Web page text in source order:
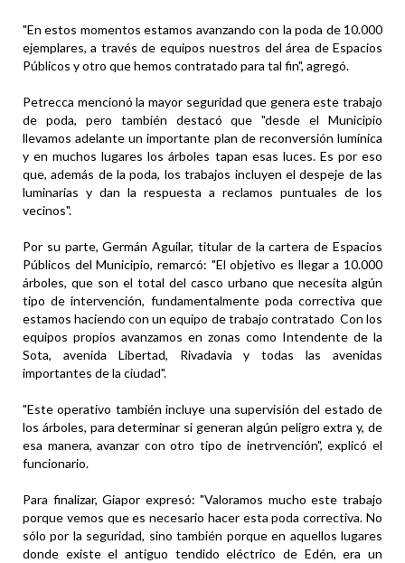
"En estos momentos estamos avanzando con la poda de 10.000
ejemplares, a través de equipos nuestros del área de Espacios
Públicos y otro que hemos contratado para tal fin", agregó.
Petrecca mencionó la mayor seguridad que genera este trabajo
de poda, pero también destacó que "desde el Municipio
llevamos adelante un importante plan de reconversión lumínica
y en muchos lugares los árboles tapan esas luces. Es por eso
que, además de la poda, los trabajos incluyen el despeje de las
luminarias y dan la respuesta a reclamos puntuales de los
vecinos".
Por su parte, Germán Aguilar, titular de la cartera de Espacios
Públicos del Municipio, remarcó: "El objetivo es llegar a 10.000
árboles, que son el total del casco urbano que necesita algún
tipo de intervención, fundamentalmente poda correctiva que
estamos haciendo con un equipo de trabajo contratado Con los
equipos propios avanzamos en zonas como Intendente de la
Sota, avenida Libertad, Rivadavia y todas las avenidas
importantes de la ciudad".
"Este operativo también incluye una supervisión del estado de
los árboles, para determinar si generan algún peligro extra y, de
esa manera, avanzar con otro tipo de inetrvención", explicó el
funcionario.
Para finalizar, Giapor expresó: "Valoramos mucho este trabajo
porque vemos que es necesario hacer esta poda correctiva. No
sólo por la seguridad, sino también porque en aquellos lugares
donde existe el antiguo tendido eléctrico de Edén, era un